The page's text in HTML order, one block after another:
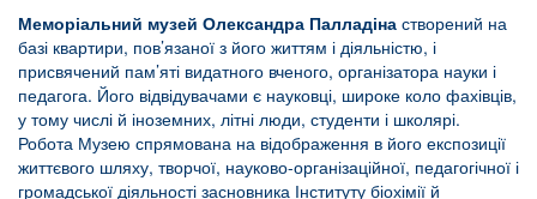
Меморіальний музей Олександра Палладіна створений на
базі квартири, пов’язаної з його життям і діяльністю, і
присвячений пам’яті видатного вченого, організатора науки і
педагога. Його відвідувачами є науковці, широке коло фахівців,
у тому числі й іноземних, літні люди, студенти і школярі.
Робота Музею спрямована на відображення в його експозиції
життєвого шляху, творчої, науково-організаційної, педагогічної і
громадської діяльності засновника Інституту біохімії й